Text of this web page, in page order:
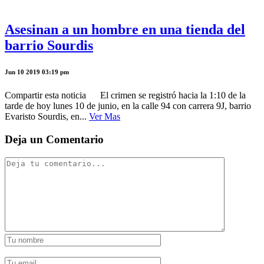
Asesinan a un hombre en una tienda del
barrio Sourdis
Jun 10 2019 03:19 pm
Compartir esta noticia El crimen se registró hacia la 1:10 de la
tarde de hoy lunes 10 de junio, en la calle 94 con carrera 9J, barrio
Evaristo Sourdis, en... Ver Mas
Deja un Comentario